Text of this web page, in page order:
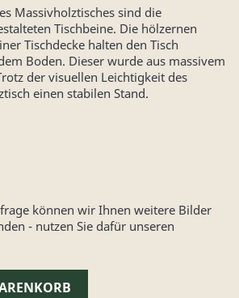
Massivholztisches sind die
Tischbeine. Die hölzernen
Tischdecke halten den Tisch
Boden. Dieser wurde aus massivem
der visuellen Leichtigkeit des
einen stabilen Stand.
können wir Ihnen weitere Bilder
- nutzen Sie dafür unseren